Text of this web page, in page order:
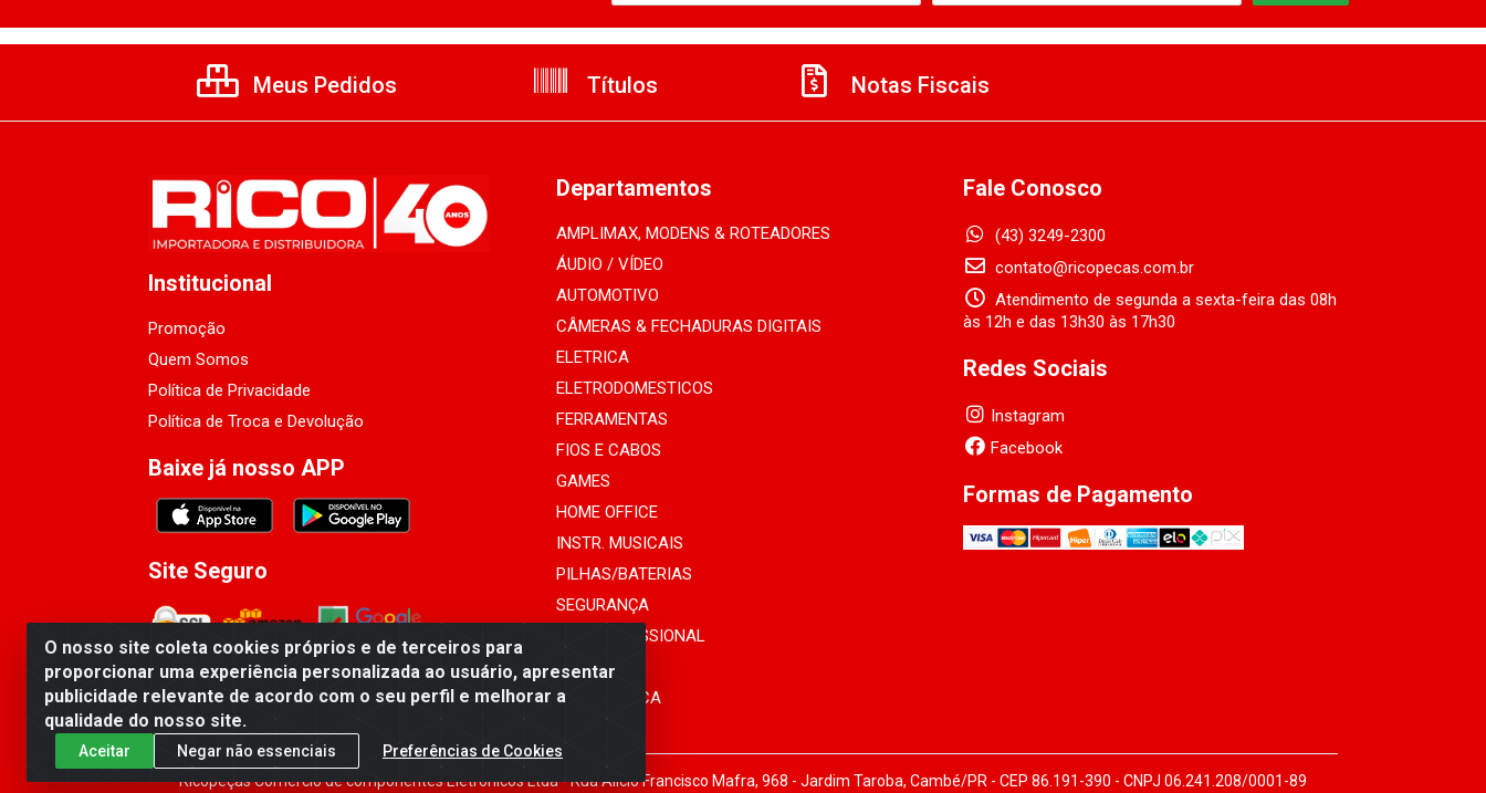
O nosso site coleta cookies próprios e de terceiros para
proporcionar uma experiência personalizada ao usuário, apresentar
publicidade relevante de acordo com o seu perfil e melhorar a
qualidade do nosso site.
Aceitar Negar não essenciais Preferências de Cookies
Meus Pedidos Títulos Notas Fiscais
Institucional
Promoção
Quem Somos
Política de Privacidade
Política de Troca e Devolução
Baixe já nosso APP
Site Seguro
Departamentos
AMPLIMAX, MODENS & ROTEADORES
ÁUDIO / VÍDEO
AUTOMOTIVO
CÂMERAS & FECHADURAS DIGITAIS
ELETRICA
ELETRODOMESTICOS
FERRAMENTAS
FIOS E CABOS
GAMES
HOME OFFICE
INSTR. MUSICAIS
PILHAS/BATERIAS
SEGURANÇA
SOM PROFISSIONAL
TELEFONIA
INFORMÁTICA
Fale Conosco
(43) 3249-2300
contato@ricopecas.com.br
Atendimento de segunda a sexta-feira das 08h
às 12h e das 13h30 às 17h30
Redes Sociais
Instagram
Facebook
Formas de Pagamento
Ricopeças Comércio de componentes Eletrônicos Ltda - Rua Alicio Francisco Mafra, 968 - Jardim Taroba, Cambé/PR - CEP 86.191-390 - CNPJ 06.241.208/0001-89